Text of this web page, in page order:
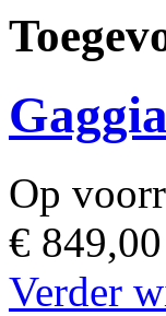
Op
€ 849,00
Verder